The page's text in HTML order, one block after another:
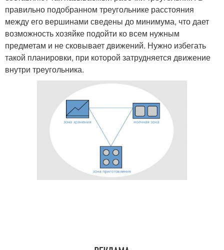
правильно подобранном треугольнике расстояния
между его вершинами сведены до минимума, что дает
возможность хозяйке подойти ко всем нужным
предметам и не сковывает движений. Нужно избегать
такой планировки, при которой затрудняется движение
внутри треугольника.